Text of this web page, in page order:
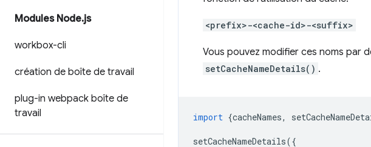
Modules Node.js
workbox-cli
création de boîte de travail
plug-in webpack boîte de
travail
<prefix>-<cache-id>-<suffix>
Vous pouvez modifier ces noms par
setCacheNameDetails() .
import {cacheNames,
setCacheNameDetails({